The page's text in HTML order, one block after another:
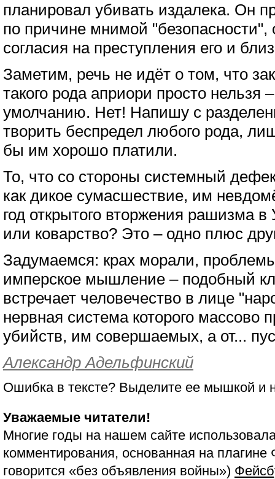
планировал убивать издалека. Он
по причине мнимой "безопасности",
согласия на преступления его и
Заметим, речь не идёт о том, что
такого рода априори просто нельзя
умолчанию. Нет! Напишу с
творить беспредел любого рода,
бы им хорошо платили.
То, что со стороны системный
как дикое сумасшествие, им
год открытого вторжения рашизма в
или коварство? Это – одно плюс
Задумаемся: крах морали,
имперское мышление – подобный
встречает человечество в лице
нервная система которого массово
убийств, им совершаемых, а от...
Александр Адельфинский
Ошибка в тексте? Выделите ее мышкой и
Уважаемые читатели!
Многие годы на нашем сайте
комментирования, основанная на
говорится «без объявления войны»)